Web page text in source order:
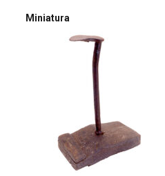
Miniatura